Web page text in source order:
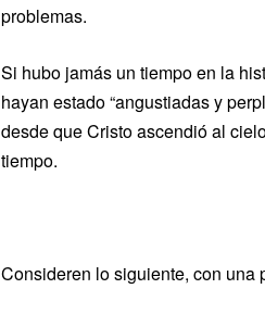
problemas.
Si hubo jamás un tiempo en la
hayan estado “angustiadas y
desde que Cristo ascendió al
tiempo.
Consideren lo siguiente, con una